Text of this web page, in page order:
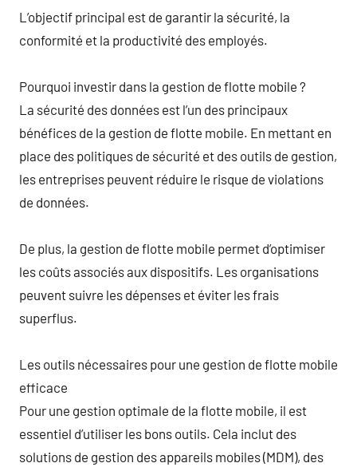
L’objectif principal est de garantir la sécurité, la
conformité et la productivité des employés.
Pourquoi investir dans la gestion de flotte mobile ?
La sécurité des données est l’un des principaux
bénéfices de la gestion de flotte mobile. En mettant en
place des politiques de sécurité et des outils de gestion,
les entreprises peuvent réduire le risque de violations
de données.
De plus, la gestion de flotte mobile permet d’optimiser
les coûts associés aux dispositifs. Les organisations
peuvent suivre les dépenses et éviter les frais
superflus.
Les outils nécessaires pour une gestion de flotte mobile
efficace
Pour une gestion optimale de la flotte mobile, il est
essentiel d’utiliser les bons outils. Cela inclut des
solutions de gestion des appareils mobiles (MDM), des